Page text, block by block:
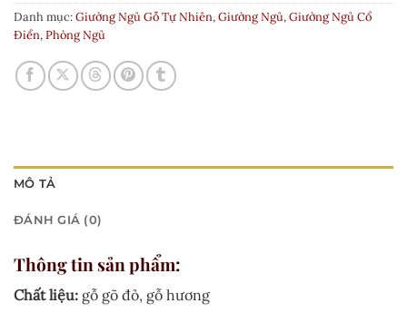
Danh mục:Giường Ngủ Gỗ Tự Nhiên,Giường Ngủ,Giường Ngủ Cổ
Điển,Phòng Ngủ
MÔ TẢ
ĐÁNH GIÁ (0)
Thông tin sản phẩm:
Chất liệu: gỗ gõ đỏ, gỗ hương